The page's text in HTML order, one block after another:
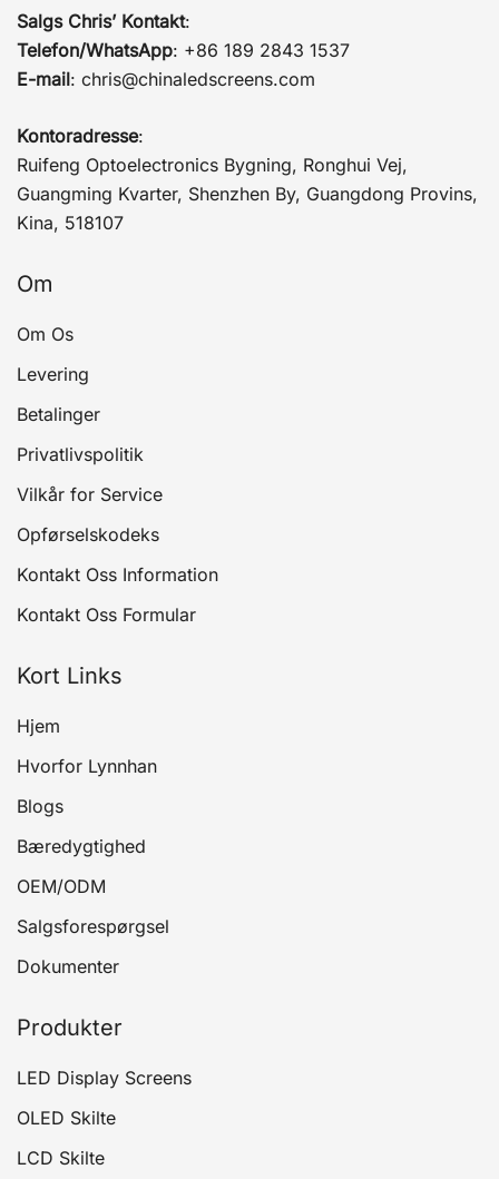
Salgs Chris’ Kontakt:
Telefon/WhatsApp: +86 189 2843 1537
E-mail: chris@chinaledscreens.com
Kontoradresse:
Ruifeng Optoelectronics Bygning, Ronghui Vej,
Guangming Kvarter, Shenzhen By, Guangdong Provins,
Kina, 518107
Om
Om Os
Levering
Betalinger
Privatlivspolitik
Vilkår for Service
Opførselskodeks
Kontakt Oss Information
Kontakt Oss Formular
Kort Links
Hjem
Hvorfor Lynnhan
Blogs
Bæredygtighed
OEM/ODM
Salgsforespørgsel
Dokumenter
Produkter
LED Display Screens
OLED Skilte
LCD Skilte